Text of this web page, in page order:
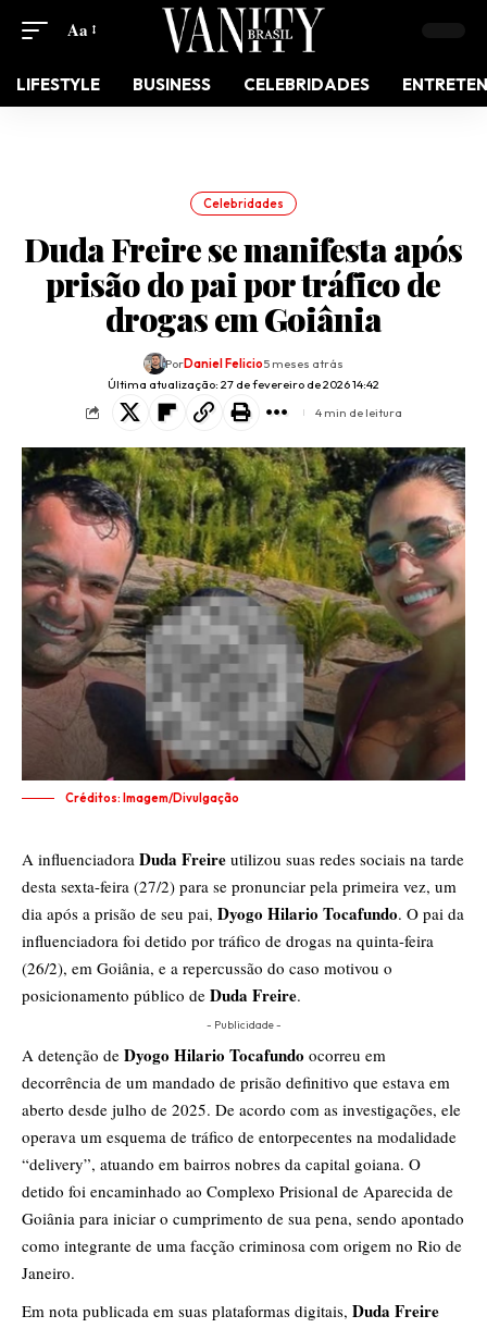
Aa
LIFESTYLE BUSINESS CELEBRIDADES
Celebridades
Duda Freire se manifesta após
prisão do pai por tráfico de
drogas em Goiânia
Última atualização: 27 de fevereiro de 2026 14:42
PorDaniel Felicio5 meses atrás
4 min de leitura
Créditos: Imagem/Divulgação
A influenciadora Duda Freire utilizou suas redes sociais na tarde
desta sexta-feira (27/2) para se pronunciar pela primeira vez, um
dia após a prisão de seu pai, Dyogo Hilario Tocafundo. O pai da
influenciadora foi detido por tráfico de drogas na quinta-feira
(26/2), em Goiânia, e a repercussão do caso motivou o
posicionamento público de Duda Freire.
- Publicidade -
A detenção de Dyogo Hilario Tocafundo ocorreu em
decorrência de um mandado de prisão definitivo que estava em
aberto desde julho de 2025. De acordo com as investigações, ele
operava um esquema de tráfico de entorpecentes na modalidade
“delivery”, atuando em bairros nobres da capital goiana. O
detido foi encaminhado ao Complexo Prisional de Aparecida de
Goiânia para iniciar o cumprimento de sua pena, sendo apontado
como integrante de uma facção criminosa com origem no Rio de
Janeiro.
Em nota publicada em suas plataformas digitais, Duda Freire